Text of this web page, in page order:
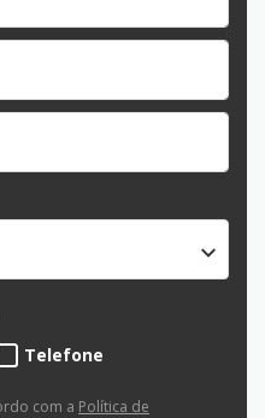
Telefone
com a Política de